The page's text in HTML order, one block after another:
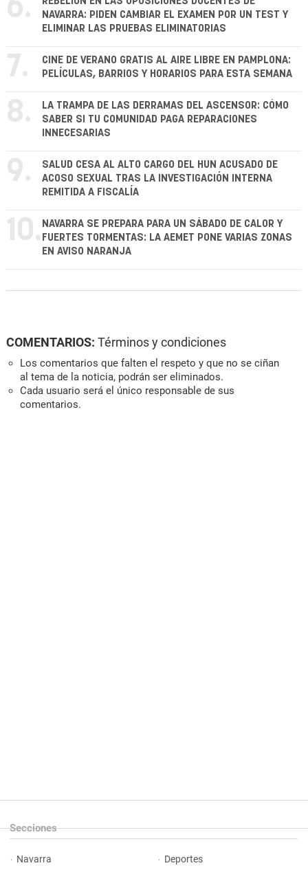
6.
NAVARRA: PIDEN CAMBIAR EL EXAMEN POR UN TEST Y
ELIMINAR LAS PRUEBAS ELIMINATORIAS
7.
CINE DE VERANO GRATIS AL AIRE LIBRE EN PAMPLONA:
PELÍCULAS, BARRIOS Y HORARIOS PARA ESTA SEMANA
8.
LA TRAMPA DE LAS DERRAMAS DEL ASCENSOR: CÓMO
SABER SI TU COMUNIDAD PAGA REPARACIONES
INNECESARIAS
9.
SALUD CESA AL ALTO CARGO DEL HUN ACUSADO DE
ACOSO SEXUAL TRAS LA INVESTIGACIÓN INTERNA
REMITIDA A FISCALÍA
10. NAVARRA SE PREPARA PARA UN SÁBADO DE CALOR Y
FUERTES TORMENTAS: LA AEMET PONE VARIAS ZONAS
EN AVISO NARANJA
COMENTARIOS: Términos y condiciones
Los comentarios que falten el respeto y que no se ciñan
al tema de la noticia, podrán ser eliminados.
Cada usuario será el único responsable de sus
comentarios.
Secciones
Navarra Deportes